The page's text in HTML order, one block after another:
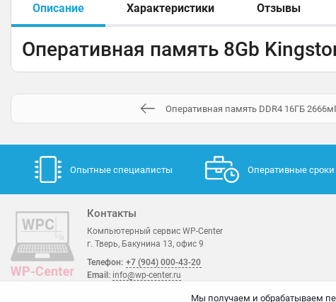
Описание Характеристики Отзывы
Оперативная память 8Gb
Оперативная память DDR4 16ГБ
Мы получаем и обрабатываем
Опытные специалисты Оперативные
Контакты
Компьютерный сервис WP-Center
г. Тверь, Бакунина 13, офис 9
Телефон: +7 (904) 000-43-20
Email: info@wp-center.ru